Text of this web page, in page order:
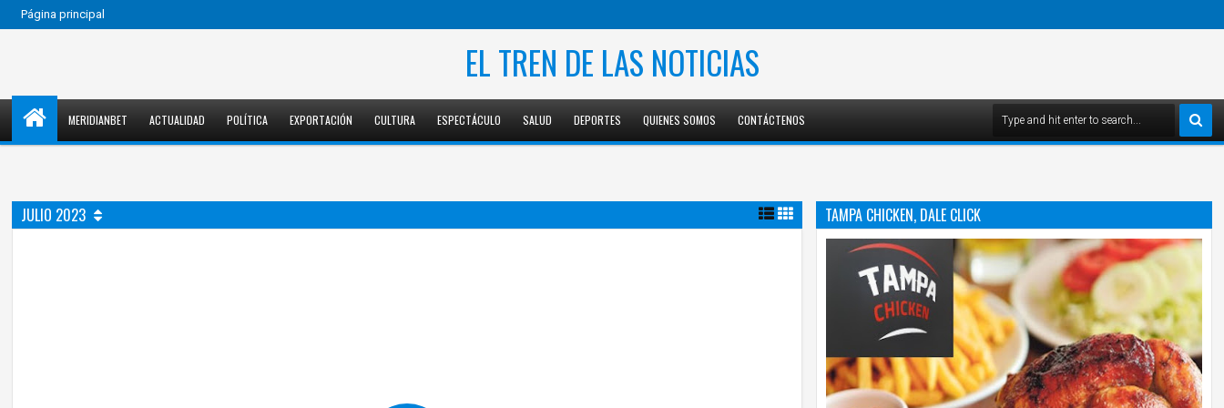
Página principal
EL TREN DE LAS NOTICIAS
MERIDIANBET ACTUALIDAD POLÍTICA EXPORTACIÓN CULTURA ESPECTÁCULO SALUD DEPORTES QUIENES SOMOS CONTÁCTENOS
JULIO 2023 TAMPA CHICKEN, DALE CLICK